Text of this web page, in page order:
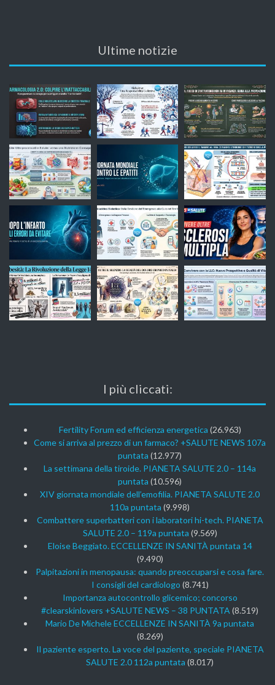
Ultime notizie
I più cliccati:
Fertility Forum ed efficienza energetica (26.963)
Come si arriva al prezzo di un farmaco? +SALUTE NEWS 107a
puntata (12.977)
La settimana della tiroide. PIANETA SALUTE 2.0 – 114a
puntata (10.596)
XIV giornata mondiale dell’emofilia. PIANETA SALUTE 2.0
110a puntata (9.998)
Combattere superbatteri con i laboratori hi-tech. PIANETA
SALUTE 2.0 – 119a puntata (9.569)
Eloise Beggiato. ECCELLENZE IN SANITÀ puntata 14
(9.490)
Palpitazioni in menopausa: quando preoccuparsi e cosa fare.
I consigli del cardiologo (8.741)
Importanza autocontrollo glicemico; concorso
#clearskinlovers +SALUTE NEWS – 38 PUNTATA (8.519)
Mario De Michele ECCELLENZE IN SANITÀ 9a puntata
(8.269)
Il paziente esperto. La voce del paziente, speciale PIANETA
SALUTE 2.0 112a puntata (8.017)